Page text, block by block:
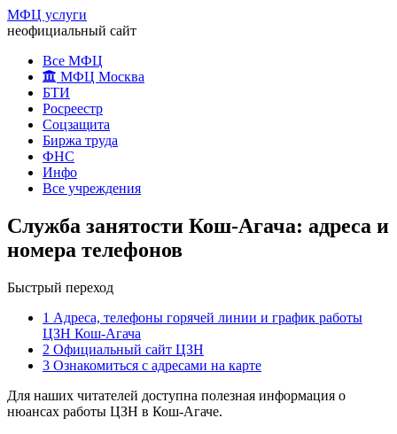
МФЦ услуги
неофициальный сайт
Все МФЦ
МФЦ Москва
БТИ
Росреестр
Соцзащита
Биржа труда
ФНС
Инфо
Все учреждения
Служба занятости Кош-Агача: адреса и
номера телефонов
Быстрый переход
1 Адреса, телефоны горячей линии и график работы
ЦЗН Кош-Агача
2 Официальный сайт ЦЗН
3 Ознакомиться с адресами на карте
Для наших читателей доступна полезная информация о
нюансах работы ЦЗН в Кош-Агаче.